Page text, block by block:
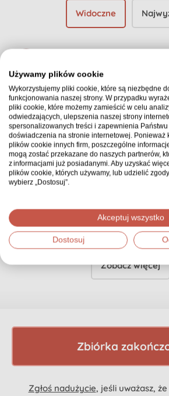
Widoczne
Anonim
Joanna Wójcik
Zobacz więcej
Zbiórka
Zgłoś nadużycie, jeśli uważasz,
Używamy plików cookie
Wykorzystujemy pliki cookie, które są niezbędne
funkcjonowania naszej strony. W przypadku
pliki cookie, które możemy zamieścić w celu
odwiedzających, ulepszenia naszej strony
spersonalizowanych treści i zapewnienia Państwu
doświadczenia na stronie internetowej. Ponieważ
plików cookie innych firm, poszczególne
mogą zostać przekazane do naszych partnerów,
z informacjami już posiadanymi. Aby uzyskać
plików cookie, których używamy, lub udzielić
wybierz „Dostosuj”.
Akceptuj wszystko
Dostosuj